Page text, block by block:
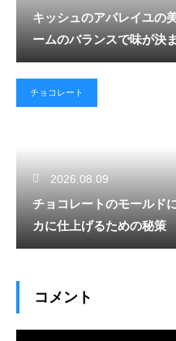
キッシュのアパレイユの
ームのバランスで味が決
チョコレート
2026.08.09
チョコレートのモールド
カに仕上げるための秘策
コメント